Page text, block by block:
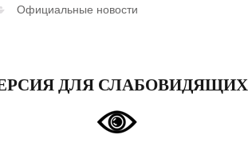
Официальные новости
ДЛЯ СЛАБОВИДЯЩИХ